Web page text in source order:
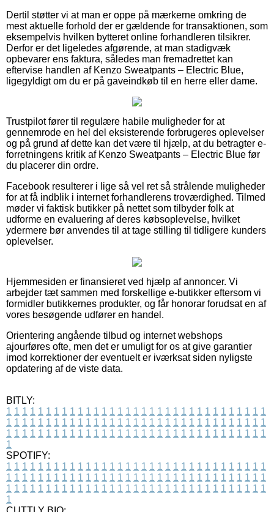
Dertil støtter vi at man er oppe på mærkerne omkring de
mest aktuelle forhold der er gældende for transaktionen, som
eksempelvis hvilken bytteret online forhandleren tilsikrer.
Derfor er det ligeledes afgørende, at man stadigvæk
opbevarer ens faktura, således man fremadrettet kan
eftervise handlen af Kenzo Sweatpants – Electric Blue,
ligegyldigt om du er på gaveindkøb til en herre eller dame.
Trustpilot fører til regulære habile muligheder for at
gennemrode en hel del eksisterende forbrugeres oplevelser
og på grund af dette kan det være til hjælp, at du betragter e-
forretningens kritik af Kenzo Sweatpants – Electric Blue før
du placerer din ordre.
Facebook resulterer i lige så vel ret så strålende muligheder
for at få indblik i internet forhandlerens troværdighed. Tilmed
møder vi faktisk butikker på nettet som tilbyder folk at
udforme en evaluering af deres købsoplevelse, hvilket
ydermere bør anvendes til at tage stilling til tidligere kunders
oplevelser.
Hjemmesiden er finansieret ved hjælp af annoncer. Vi
arbejder tæt sammen med forskellige e-butikker eftersom vi
formidler butikkernes produkter, og får honorar forudsat en af
vores besøgende udfører en handel.
Orientering angående tilbud og internet webshops
ajourføres ofte, men det er umuligt for os at give garantier
imod korrektioner der eventuelt er iværksat siden nyligste
opdatering af de viste data.
BITLY:
1 1 1 1 1 1 1 1 1 1 1 1 1 1 1 1 1 1 1 1 1 1 1 1 1 1 1 1 1 1 1 1 1
1 1 1 1 1 1 1 1 1 1 1 1 1 1 1 1 1 1 1 1 1 1 1 1 1 1 1 1 1 1 1 1 1
1 1 1 1 1 1 1 1 1 1 1 1 1 1 1 1 1 1 1 1 1 1 1 1 1 1 1 1 1 1 1 1 1
1
SPOTIFY:
1 1 1 1 1 1 1 1 1 1 1 1 1 1 1 1 1 1 1 1 1 1 1 1 1 1 1 1 1 1 1 1 1
1 1 1 1 1 1 1 1 1 1 1 1 1 1 1 1 1 1 1 1 1 1 1 1 1 1 1 1 1 1 1 1 1
1 1 1 1 1 1 1 1 1 1 1 1 1 1 1 1 1 1 1 1 1 1 1 1 1 1 1 1 1 1 1 1 1
1